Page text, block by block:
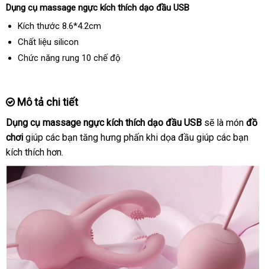
Dụng cụ massage ngực kích thích dạo đầu USB
Kích thước 8.6*4.2cm
Chất liệu silicon
Chức năng rung 10 chế độ
Mô tả chi tiết
Dụng cụ massage ngực kích thích dạo đầu USB nhận
xét
sẽ là món đồ
chơi giúp danh
sách
các bạn tăng hưng phấn khi dọa đầu giúp online
các bạn
kích thích hơn.